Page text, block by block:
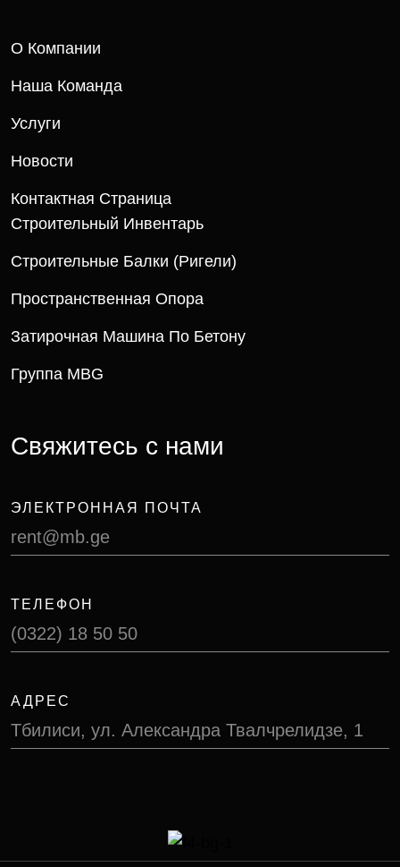
О Компании
Наша Команда
Услуги
Новости
Контактная Страница
Строительный Инвентарь
Строительные Балки (ригели)
Пространственная Опора
Затирочная Машина По Бетону
Группа MBG
Свяжитесь с нами
ЭЛЕКТРОННАЯ ПОЧТА
rent@mb.ge
ТЕЛЕФОН
(0322) 18 50 50
АДРЕС
Тбилиси, ул. Александра Твалчрелидзе, 1